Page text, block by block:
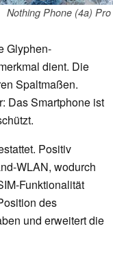
Nothing Phone (4a) Pro
Glyphen-
dient. Die
Spaltmaßen.
Das Smartphone ist
Positiv
WLAN, wodurch
Funktionalität
des
und erweitert die